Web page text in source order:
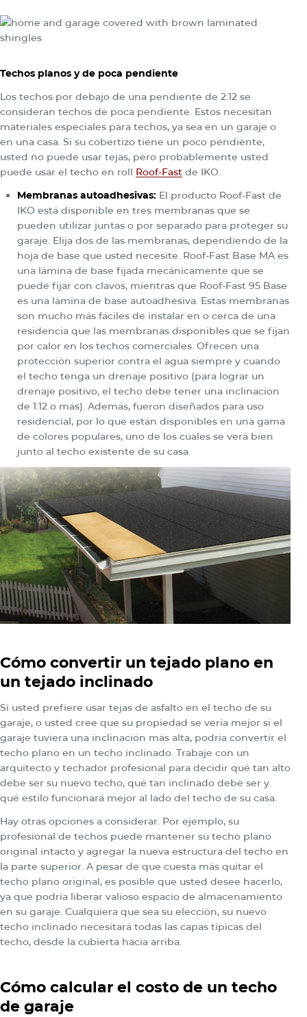
Techos planos y de poca pendiente
Los techos por debajo de una pendiente de 2:12 se
consideran techos de poca pendiente. Estos necesitan
materiales especiales para techos, ya sea en un garaje o
en una casa. Si su cobertizo tiene un poco pendiente,
usted no puede usar tejas, pero probablemente usted
puede usar el techo en roll Roof-Fast de IKO.
Membranas autoadhesivas: El producto Roof-Fast de
IKO está disponible en tres membranas que se
pueden utilizar juntas o por separado para proteger su
garaje. Elija dos de las membranas, dependiendo de la
hoja de base que usted necesite. Roof-Fast Base MA es
una lámina de base fijada mecánicamente que se
puede fijar con clavos, mientras que Roof-Fast 95 Base
es una lámina de base autoadhesiva. Estas membranas
son mucho más fáciles de instalar en o cerca de una
residencia que las membranas disponibles que se fijan
por calor en los techos comerciales. Ofrecen una
protección superior contra el agua siempre y cuando
el techo tenga un drenaje positivo (para lograr un
drenaje positivo, el techo debe tener una inclinación
de 1:12 o más). Además, fueron diseñados para uso
residencial, por lo que están disponibles en una gama
de colores populares, uno de los cuales se verá bien
junto al techo existente de su casa.
Cómo convertir un tejado plano en
un tejado inclinado
Si usted prefiere usar tejas de asfalto en el techo de su
garaje, o usted cree que su propiedad se vería mejor si el
garaje tuviera una inclinación más alta, podría convertir el
techo plano en un techo inclinado. Trabaje con un
arquitecto y techador profesional para decidir qué tan alto
debe ser su nuevo techo, qué tan inclinado debe ser y
qué estilo funcionará mejor al lado del techo de su casa.
Hay otras opciones a considerar. Por ejemplo, su
profesional de techos puede mantener su techo plano
original intacto y agregar la nueva estructura del techo en
la parte superior. A pesar de que cuesta más quitar el
techo plano original, es posible que usted desee hacerlo,
ya que podría liberar valioso espacio de almacenamiento
en su garaje. Cualquiera que sea su elección, su nuevo
techo inclinado necesitará todas las capas típicas del
techo, desde la cubierta hacia arriba.
Cómo calcular el costo de un techo
de garaje